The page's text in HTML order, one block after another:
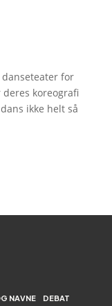
for
koreografi
ikke helt så
NAVNE DEBAT